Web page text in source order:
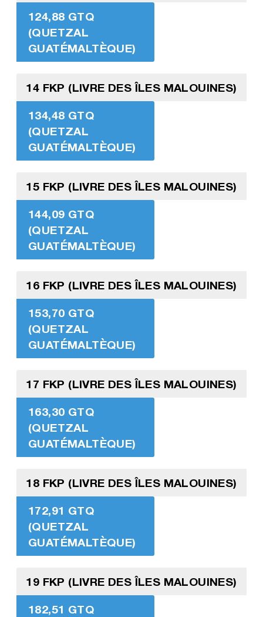
124,88 GTQ
(QUETZAL
GUATÉMALTÈQUE)
14 FKP (LIVRE DES ÎLES MALOUINES)
134,48 GTQ
(QUETZAL
GUATÉMALTÈQUE)
15 FKP (LIVRE DES ÎLES MALOUINES)
144,09 GTQ
(QUETZAL
GUATÉMALTÈQUE)
16 FKP (LIVRE DES ÎLES MALOUINES)
153,70 GTQ
(QUETZAL
GUATÉMALTÈQUE)
17 FKP (LIVRE DES ÎLES MALOUINES)
163,30 GTQ
(QUETZAL
GUATÉMALTÈQUE)
18 FKP (LIVRE DES ÎLES MALOUINES)
172,91 GTQ
(QUETZAL
GUATÉMALTÈQUE)
19 FKP (LIVRE DES ÎLES MALOUINES)
182,51 GTQ